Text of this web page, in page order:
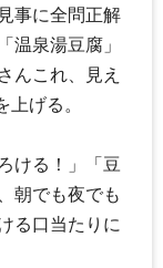
事に全問正解
温泉湯豆腐」
んこれ、見え
げる。
ける！」「豆
朝でも夜でも
る口当たりに